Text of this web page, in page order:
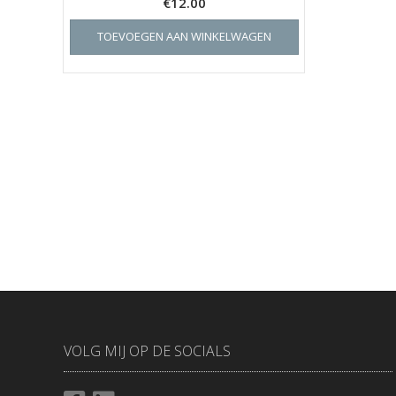
TOEVOEGEN AAN WINKELWAGEN
VOLG MIJ OP DE SOCIALS